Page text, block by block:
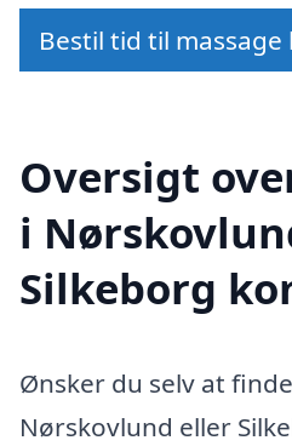
Bestil tid til massage
Oversigt
i
Silkeborg
Ønsker du selv at
Nørskovlund eller